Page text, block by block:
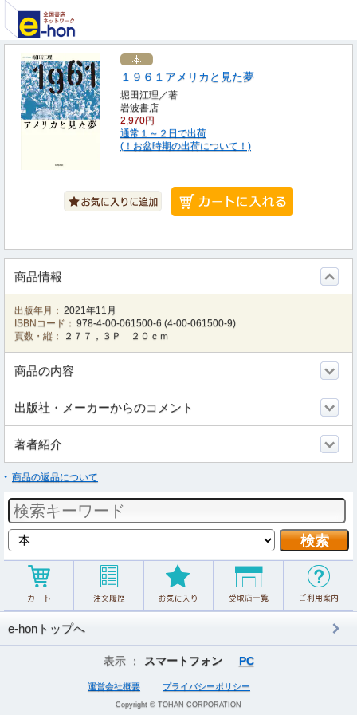
１９６１アメリカと見た夢
堀田江理／著
岩波書店
2,970円
通常１～２日で出荷
(！お盆時期の出荷について！)
商品情報
出版年月： 2021年11月
ISBNコード： 978-4-00-061500-6 (4-00-061500-9)
頁数・縦：
２７７，３Ｐ ２０ｃｍ
商品の内容
出版社・メーカーからのコメント
著者紹介
商品の返品について
e-honトップへ
表示 ： スマートフォン PC
運営会社概要 プライバシーポリシー
Copyright © TOHAN CORPORATION